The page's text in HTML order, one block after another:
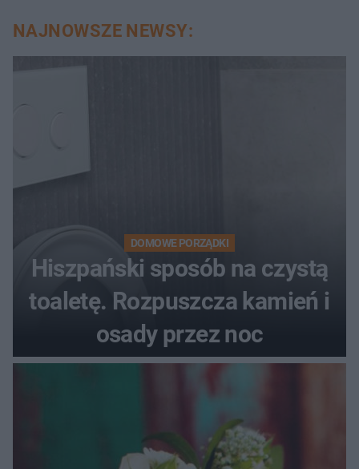
NAJNOWSZE NEWSY:
DOMOWE PORZĄDKI
Hiszpański sposób na czystą
toaletę. Rozpuszcza kamień i
osady przez noc